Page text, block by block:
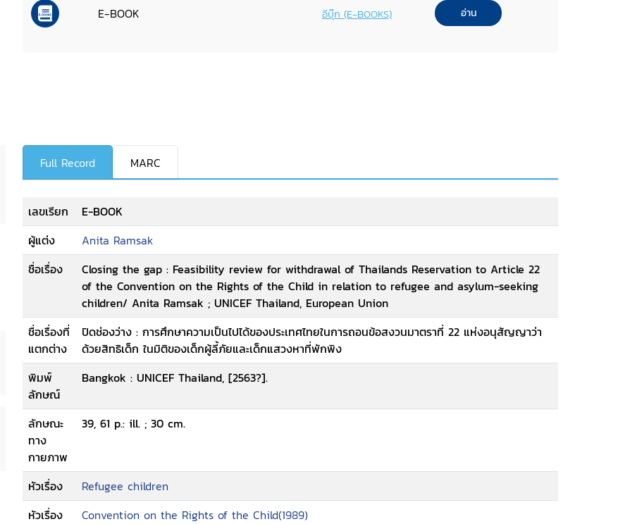
E-BOOK อีบุ๊ก (E-BOOKS) อ่าน
Full Record MARC
เลขเรียก
E-BOOK
ผู้แต่ง
Anita Ramsak
ชื่อเรื่อง
Closing the gap : Feasibility review for withdrawal of Thailands Reservation to Article 22
of the Convention on the Rights of the Child in relation to refugee and asylum-seeking
children/ Anita Ramsak ; UNICEF Thailand, European Union
ชื่อเรื่องที่
แตกต่าง
ปิดช่องว่าง : การศึกษาความเป็นไปได้ของประเทศไทยในการถอนข้อสงวนมาตราที่ 22 แห่งอนุสัญญาว่า
ด้วยสิทธิเด็ก ในมิติของเด็กผู้ลี้ภัยและเด็กแสวงหาที่พักพิง
พิมพ์
ลักษณ์
Bangkok : UNICEF Thailand, [2563?].
ลักษณะ
ทาง
กายภาพ
39, 61 p.: ill. ; 30 cm.
หัวเรื่อง
Refugee children
หัวเรื่อง
Convention on the Rights of the Child(1989)